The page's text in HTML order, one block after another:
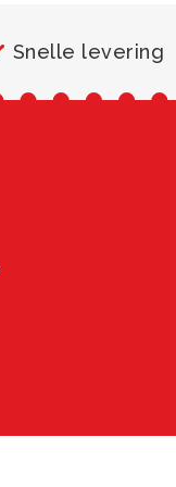
Snelle levering